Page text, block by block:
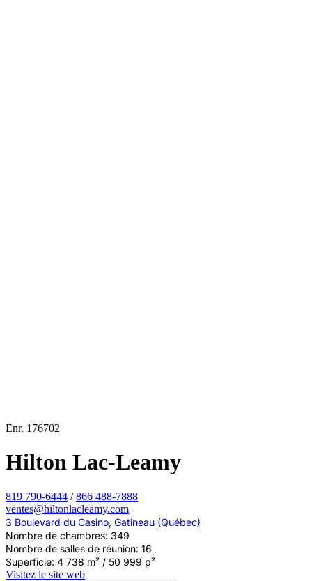
Enr. 176702
Hilton Lac-Leamy
819 790-6444 /866 488-7888
ventes@hiltonlacleamy.com
3 Boulevard du Casino, Gatineau (Québec)
Nombre de chambres: 349
Nombre de salles de réunion: 16
Superficie: 4 738 m² / 50 999 p²
Visitez le site web